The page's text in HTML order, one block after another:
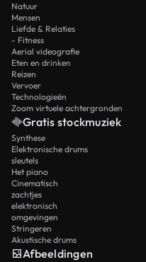
Natuur
Mensen
Liefde & Relaties
- Fitness
Aerial videografie
Eten en drinken
Reizen
Vervoer
Technologieën
Zoom virtuele achtergronden
Gratis stockmuziek
Synthese
Elektronische drums
sleutels
Het piano
Cinematisch
zachtjes
elektronisch
omgevingen
Stringeren
Akustische drums
Afbeeldingen